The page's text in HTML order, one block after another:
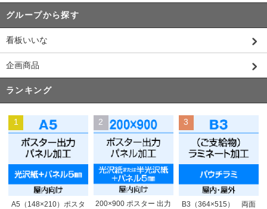
グループから探す
看板いいな
企画商品
ランキング
1
A5（148×210）ポスタ
2
200×900 ポスター 出力
3
B3（364×515） 両面